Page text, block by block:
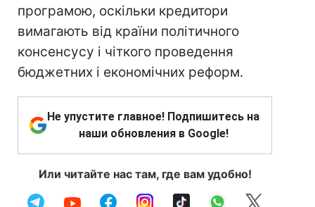
програмою, оскільки кредитори
вимагають від країни політичного
консенсусу і чіткого проведення
бюджетних і економічних реформ.
Не упустите главное! Подпишитесь на
наши обновления в Google!
Или читайте нас там, где вам удобно!